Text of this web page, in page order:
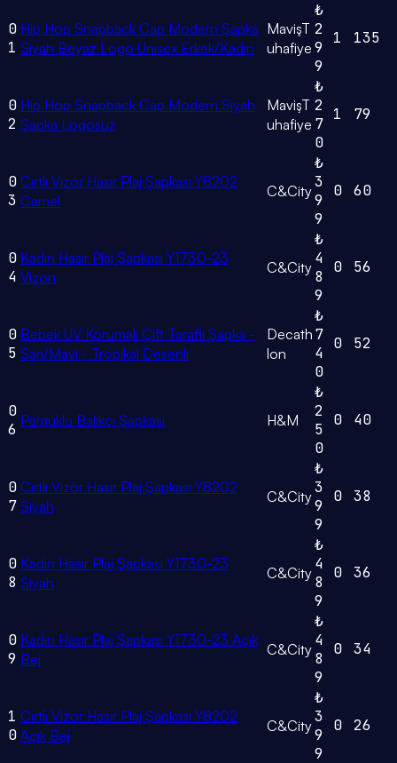
0
1
Hip Hop Snapback Cap Modern Şapka
Siyah Beyaz Logo Unisex Erkek/Kadın
MavişT
uhafiye
₺
2
9
9
1 135
0
2
Hip Hop Snapback Cap Modern Siyah
Şapka Logosuz
MavişT
uhafiye
₺
2
7
0
1 79
0
3
Cırtlı Vizör Hasır Plaj Şapkası Y8202
Camel
C&City
₺
3
9
9
0 60
0
4
Kadın Hasır Plaj Şapkası Y1730-23
Vizon
C&City
₺
4
8
9
0 56
0
5
Bebek UV Korumalı Çift Taraflı Şapka -
Sarı/Mavi - Tropikal Desenli
Decath
lon
₺
7
4
0
0 52
0
6 Pamuklu Balıkçı Şapkası H&M
₺
2
5
0
0 40
0
7
Cırtlı Vizör Hasır Plaj Şapkası Y8202
Siyah
C&City
₺
3
9
9
0 38
0
8
Kadın Hasır Plaj Şapkası Y1730-23
Siyah
C&City
₺
4
8
9
0 36
0
9
Kadın Hasır Plaj Şapkası Y1730-23 Açık
Bej
C&City
₺
4
8
9
0 34
1
0
Cırtlı Vizör Hasır Plaj Şapkası Y8202
Açık Bej
C&City
₺
3
9
9
0 26